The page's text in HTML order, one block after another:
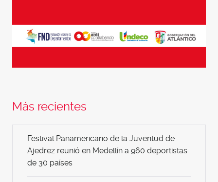
Más recientes
Festival Panamericano de la Juventud de
Ajedrez reunió en Medellín a 960 deportistas
de 30 países